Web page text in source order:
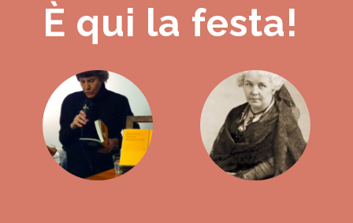
È qui la festa!